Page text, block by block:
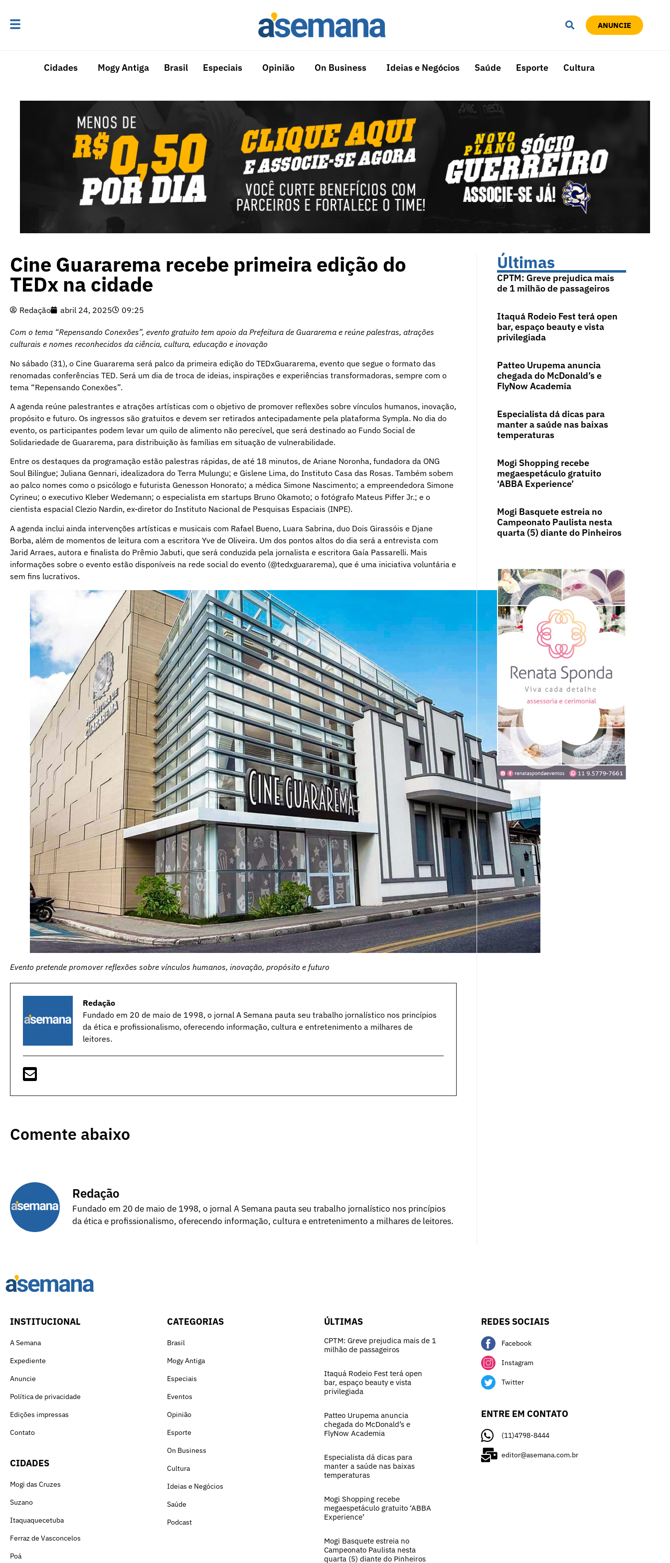
ANUNCIE
Cidades Mogy Antiga Brasil Especiais Opinião On Business Ideias e Negócios Saúde Esporte Cultura
Cine Guararema recebe primeira edição do
TEDx na cidade
Redação abril 24, 2025 09:25
Com o tema “Repensando Conexões”, evento gratuito tem apoio da Prefeitura de Guararema e reúne palestras, atrações
culturais e nomes reconhecidos da ciência, cultura, educação e inovação
No sábado (31), o Cine Guararema será palco da primeira edição do TEDxGuararema, evento que segue o formato das
renomadas conferências TED. Será um dia de troca de ideias, inspirações e experiências transformadoras, sempre com o
tema “Repensando Conexões”.
A agenda reúne palestrantes e atrações artísticas com o objetivo de promover reflexões sobre vínculos humanos, inovação,
propósito e futuro. Os ingressos são gratuitos e devem ser retirados antecipadamente pela plataforma Sympla. No dia do
evento, os participantes podem levar um quilo de alimento não perecível, que será destinado ao Fundo Social de
Solidariedade de Guararema, para distribuição às famílias em situação de vulnerabilidade.
Entre os destaques da programação estão palestras rápidas, de até 18 minutos, de Ariane Noronha, fundadora da ONG
Soul Bilíngue; Juliana Gennari, idealizadora do Terra Mulungu; e Gislene Lima, do Instituto Casa das Rosas. Também sobem
ao palco nomes como o psicólogo e futurista Genesson Honorato; a médica Simone Nascimento; a empreendedora Simone
Cyrineu; o executivo Kleber Wedemann; o especialista em startups Bruno Okamoto; o fotógrafo Mateus Piffer Jr.; e o
cientista espacial Clezio Nardin, ex-diretor do Instituto Nacional de Pesquisas Espaciais (INPE).
A agenda inclui ainda intervenções artísticas e musicais com Rafael Bueno, Luara Sabrina, duo Dois Girassóis e Djane
Borba, além de momentos de leitura com a escritora Yve de Oliveira. Um dos pontos altos do dia será a entrevista com
Jarid Arraes, autora e finalista do Prêmio Jabuti, que será conduzida pela jornalista e escritora Gaía Passarelli. Mais
informações sobre o evento estão disponíveis na rede social do evento (@tedxguararema), que é uma iniciativa voluntária e
sem fins lucrativos.
Evento pretende promover reflexões sobre vínculos humanos, inovação, propósito e futuro
Redação
Fundado em 20 de maio de 1998, o jornal A Semana pauta seu trabalho jornalístico nos princípios
da ética e profissionalismo, oferecendo informação, cultura e entretenimento a milhares de
leitores.
Comente abaixo
Redação
Fundado em 20 de maio de 1998, o jornal A Semana pauta seu trabalho jornalístico nos princípios
da ética e profissionalismo, oferecendo informação, cultura e entretenimento a milhares de leitores.
Últimas
CPTM: Greve prejudica mais
de 1 milhão de passageiros
Itaquá Rodeio Fest terá open
bar, espaço beauty e vista
privilegiada
Patteo Urupema anuncia
chegada do McDonald’s e
FlyNow Academia
Especialista dá dicas para
manter a saúde nas baixas
temperaturas
Mogi Shopping recebe
megaespetáculo gratuito
‘ABBA Experience’
Mogi Basquete estreia no
Campeonato Paulista nesta
quarta (5) diante do Pinheiros
INSTITUCIONAL
A Semana
Expediente
Anuncie
Política de privacidade
Edições impressas
Contato
CIDADES
Mogi das Cruzes
Suzano
Itaquaquecetuba
Ferraz de Vasconcelos
Poá
CATEGORIAS
Brasil
Mogy Antiga
Especiais
Eventos
Opinião
Esporte
On Business
Cultura
Ideias e Negócios
Saúde
Podcast
ÚLTIMAS
CPTM: Greve prejudica mais de 1
milhão de passageiros
Itaquá Rodeio Fest terá open
bar, espaço beauty e vista
privilegiada
Patteo Urupema anuncia
chegada do McDonald’s e
FlyNow Academia
Especialista dá dicas para
manter a saúde nas baixas
temperaturas
Mogi Shopping recebe
megaespetáculo gratuito ‘ABBA
Experience’
Mogi Basquete estreia no
Campeonato Paulista nesta
quarta (5) diante do Pinheiros
REDES SOCIAIS
Facebook
Instagram
Twitter
ENTRE EM CONTATO
(11)4798-8444
editor@asemana.com.br